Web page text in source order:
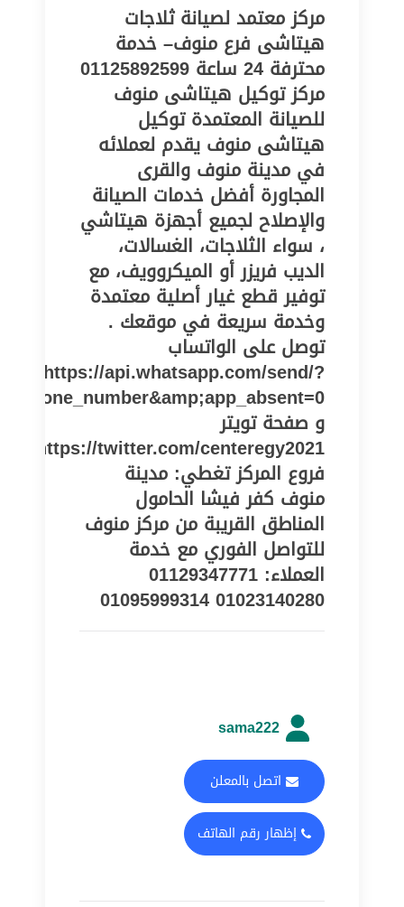
مركز معتمد لصيانة ثلاجات
هيتاشى فرع منوف– خدمة
محترفة 24 ساعة 01125892599
مركز توكيل هيتاشى منوف
للصيانة المعتمدة توكيل
هيتاشى منوف يقدم لعملائه
في مدينة منوف والقرى
المجاورة أفضل خدمات الصيانة
والإصلاح لجميع أجهزة هيتاشي
، سواء الثلاجات، الغسالات،
الديب فريزر أو الميكروويف، مع
توفير قطع غيار أصلية معتمدة
وخدمة سريعة في موقعك .
توصل على الواتساب
https://api.whatsapp.com/send/?
و صفحة تويتر
https://twitter.com/centeregy2021
فروع المركز تغطي: مدينة
منوف كفر فيشا الحامول
المناطق القريبة من مركز منوف
للتواصل الفوري مع خدمة
العملاء: 01129347771
01023140280 01095999314
sama222
اتصل بالمعلن
إظهار رقم الهاتف